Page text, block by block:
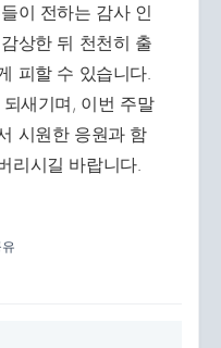
이 전하는 감사 인
상한 뒤 천천히 출
피할 수 있습니다.
새기며, 이번 주말
시원한 응원과 함
리시길 바랍니다.